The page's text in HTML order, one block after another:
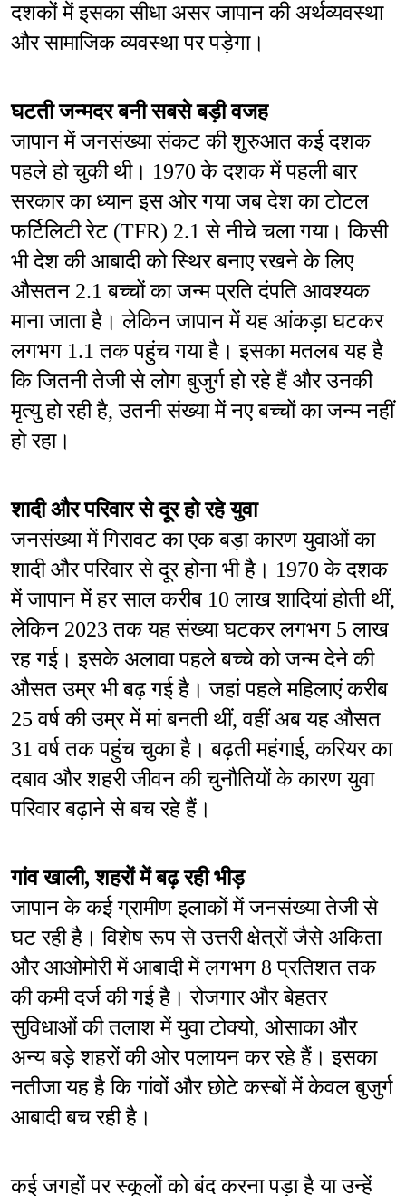
दशकों में इसका सीधा असर जापान की अर्थव्यवस्था
और सामाजिक व्यवस्था पर पड़ेगा।
घटती जन्मदर बनी सबसे बड़ी वजह
जापान में जनसंख्या संकट की शुरुआत कई दशक
पहले हो चुकी थी। 1970 के दशक में पहली बार
सरकार का ध्यान इस ओर गया जब देश का टोटल
फर्टिलिटी रेट (TFR) 2.1 से नीचे चला गया। किसी
भी देश की आबादी को स्थिर बनाए रखने के लिए
औसतन 2.1 बच्चों का जन्म प्रति दंपति आवश्यक
माना जाता है। लेकिन जापान में यह आंकड़ा घटकर
लगभग 1.1 तक पहुंच गया है। इसका मतलब यह है
कि जितनी तेजी से लोग बुजुर्ग हो रहे हैं और उनकी
मृत्यु हो रही है, उतनी संख्या में नए बच्चों का जन्म नहीं
हो रहा।
शादी और परिवार से दूर हो रहे युवा
जनसंख्या में गिरावट का एक बड़ा कारण युवाओं का
शादी और परिवार से दूर होना भी है। 1970 के दशक
में जापान में हर साल करीब 10 लाख शादियां होती थीं,
लेकिन 2023 तक यह संख्या घटकर लगभग 5 लाख
रह गई। इसके अलावा पहले बच्चे को जन्म देने की
औसत उम्र भी बढ़ गई है। जहां पहले महिलाएं करीब
25 वर्ष की उम्र में मां बनती थीं, वहीं अब यह औसत
31 वर्ष तक पहुंच चुका है। बढ़ती महंगाई, करियर का
दबाव और शहरी जीवन की चुनौतियों के कारण युवा
परिवार बढ़ाने से बच रहे हैं।
गांव खाली, शहरों में बढ़ रही भीड़
जापान के कई ग्रामीण इलाकों में जनसंख्या तेजी से
घट रही है। विशेष रूप से उत्तरी क्षेत्रों जैसे अकिता
और आओमोरी में आबादी में लगभग 8 प्रतिशत तक
की कमी दर्ज की गई है। रोजगार और बेहतर
सुविधाओं की तलाश में युवा टोक्यो, ओसाका और
अन्य बड़े शहरों की ओर पलायन कर रहे हैं। इसका
नतीजा यह है कि गांवों और छोटे कस्बों में केवल बुजुर्ग
आबादी बच रही है।
कई जगहों पर स्कूलों को बंद करना पड़ा है या उन्हें